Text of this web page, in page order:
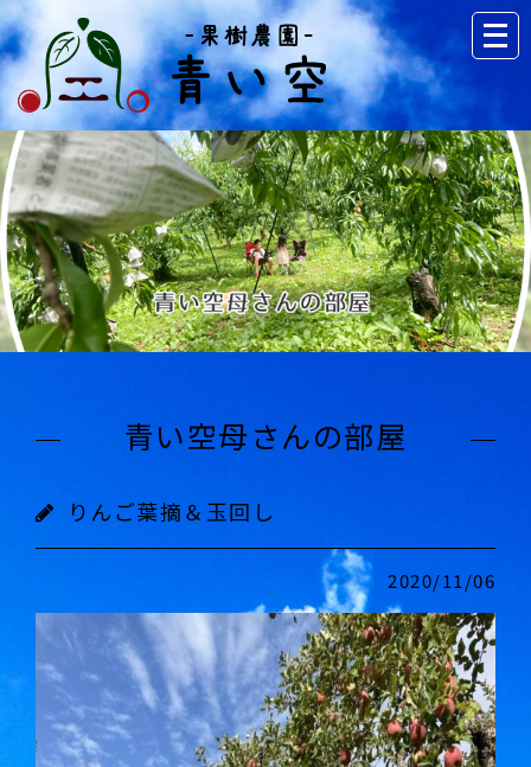
青い空母さんの部屋
りんご葉摘＆玉回し
2020/11/06